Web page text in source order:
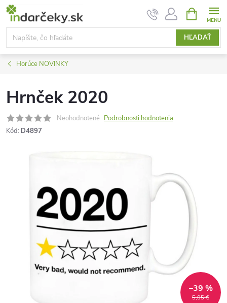
Prejsť
obsah
HĽADAŤ
KOŠÍK
Horúce NOVINKY
Hrnček 2020
Neohodnotené Podrobnosti hodnotenia
Kód: D4897
5,05 €
–39 %